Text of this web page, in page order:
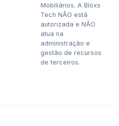
Mobiliários. A Bloxs
Tech NÃO está
autorizada e NÃO
atua na
administração e
gestão de recursos
de terceiros.